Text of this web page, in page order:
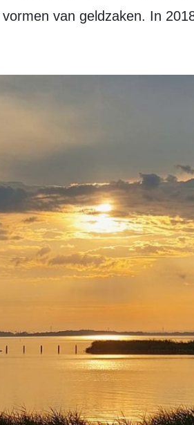
van geldzaken. In